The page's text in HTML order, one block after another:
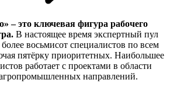
– это ключевая фигура рабочего
В настоящее время экспертный пул
восьмисот специалистов по всем
пятёрку приоритетных. Наибольшее
работает с проектами в области
направлений.